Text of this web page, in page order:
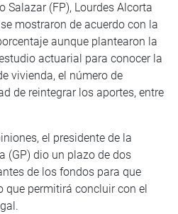
Salazar (FP), Lourdes Alcorta
mostraron de acuerdo con la
aunque plantearon la
actuarial para conocer la
vivienda, el número de
de reintegrar los aportes, entre
el presidente de la
(GP) dio un plazo de dos
de los fondos para que
que permitirá concluir con el